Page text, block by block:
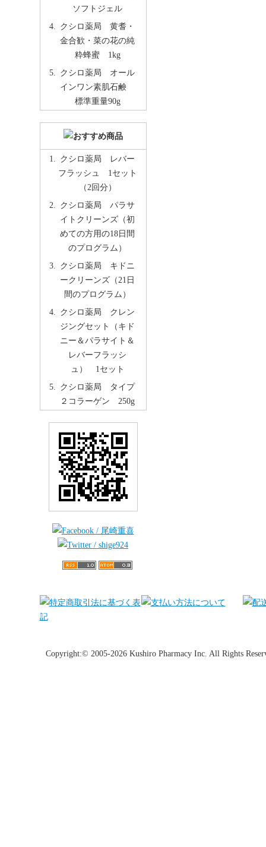
ソフトジェル
クシロ薬局 黄耆・
金合歓・菜の花の純
粋蜂蜜 1kg
クシロ薬局 オール
インワン素肌石鹸
標準重量90g
クシロ薬局 レバー
フラッシュ 1セット
（2回分）
クシロ薬局 パラサ
イトクリーンズ（初
めての方用の18日間
のプログラム）
クシロ薬局 キドニ
ークリーンズ（21日
間のプログラム）
クシロ薬局 クレン
ジングセット（キド
ニー＆パラサイト＆
レバーフラッシ
ュ） 1セット
クシロ薬局 タイプ
２コラーゲン 250g
Copyright:© 2005-2026 Kushiro Pharmacy Inc. All Rights